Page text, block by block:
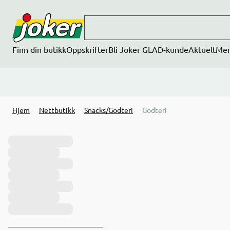
Finn din butikkOppskrifterBli Joker GLAD-kundeAktueltMer
Hjem Nettbutikk Snacks/Godteri Godteri